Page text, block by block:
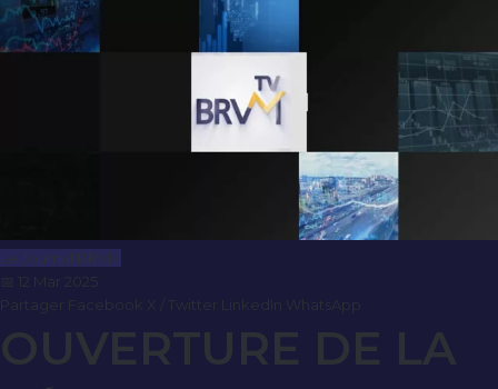
Le Journal BRVM
OUVERTURE DE LA